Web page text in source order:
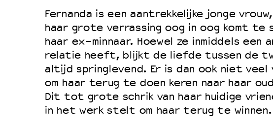
OVER LANTARENVENSTER
Wat we doen
Werken bij
Wie is wie
Word vriend
Historie
Partners
Fernanda is een aantrekkelijke jonge
haar grote verrassing oog in oog komt te
haar ex-minnaar. Hoewel ze inmiddels een
relatie heeft, blijkt de liefde tussen de
altijd springlevend. Er is dan ook niet veel
om haar terug te doen keren naar haar
Dit tot grote schrik van haar huidige
in het werk stelt om haar terug te winnen.